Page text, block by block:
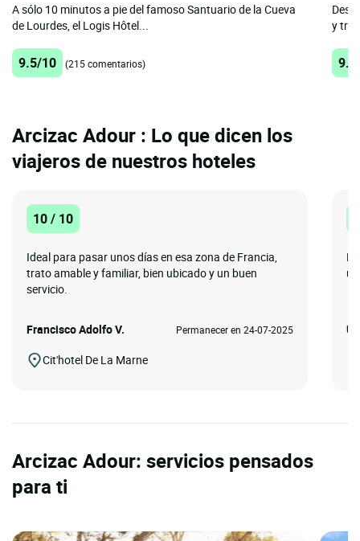
A sólo 10 minutos a pie del famoso Santuario de la Cueva
de Lourdes, el Logis Hôtel...
9.5/10 (215 comentarios)
y
Arcizac Adour : Lo que dicen los
viajeros de nuestros hoteles
10 / 10
Ideal para pasar unos días en esa zona de Francia,
trato amable y familiar, bien ubicado y un buen
servicio.
Francisco Adolfo V. Permanecer en 24-07-2025
Cit'hotel De La Marne
El
Arcizac Adour: servicios pensados
para ti